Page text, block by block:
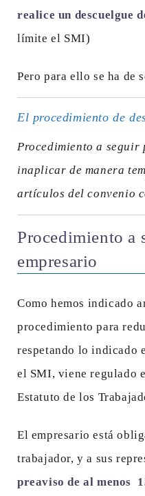
realice un descuelgue
límite el SMI)
Pero para ello se ha de
El procedimiento de
Procedimiento a seguir
inaplicar de manera
artículos del convenio
Procedimiento a
empresario
Como hemos indicado
procedimiento para
respetando lo indicado
el SMI, viene regulado
Estatuto de los
El empresario está
trabajador, y a sus
preaviso de al menos